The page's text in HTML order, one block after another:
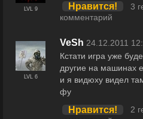
LVL 9 Нравится!
3
комментарий
LVL 6
VeSh 24.12.2011
Кстати игра уже
другие на машинах
и я видюху видел
фу
Нравится!
2